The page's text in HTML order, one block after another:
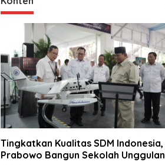
Tingkatkan Kualitas SDM Indonesia,
Prabowo Bangun Sekolah Unggulan